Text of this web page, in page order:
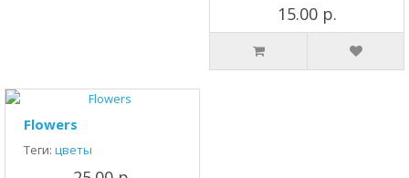
15.00 р.
Flowers
Теги: цветы